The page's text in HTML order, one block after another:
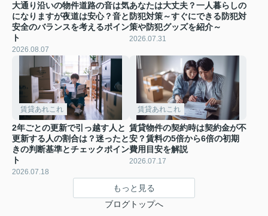
大通り沿いの物件道路の音は気
になりますが夜道は安心？音と
安全のバランスを考えるポイン
ト
2026.08.07
あなたは大丈夫？一人暮らしの
防犯対策～すぐにできる防犯対
策や防犯グッズを紹介～
2026.07.31
賃貸あれこれ
2年ごとの更新で引っ越す人と
更新する人の割合は？迷ったと
きの判断基準とチェックポイン
ト
2026.07.18
賃貸あれこれ
賃貸物件の契約時は契約金が不
安？賃料の5倍から6倍の初期
費用目安を解説
2026.07.17
もっと見る
ブログトップへ